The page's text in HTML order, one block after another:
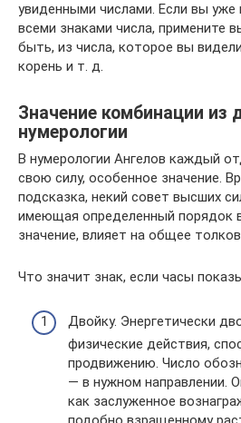
увиденными числами. Если вы
всеми знаками числа, примените
быть, из числа, которое вы
корень и т. д.
Значение комбинации из
нумерологии
В нумерологии Ангелов каждый
свою силу, особенное значение.
подсказка, некий совет высших
имеющая определенный порядок
значение, влияет на общее
Что значит знак, если часы
Двойку. Энергетически
физические действия,
продвижению. Число
— в нужном направлении.
как заслуженное